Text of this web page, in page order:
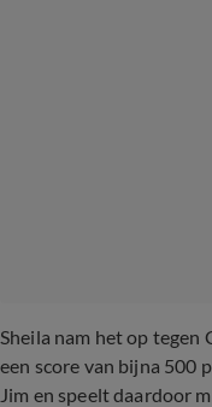
Sheila nam het op tegen
een score van bijna 500
Jim en speelt daardoor